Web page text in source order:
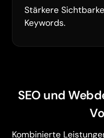
Stärkere
Keywords.
SEO und
Kombinierte